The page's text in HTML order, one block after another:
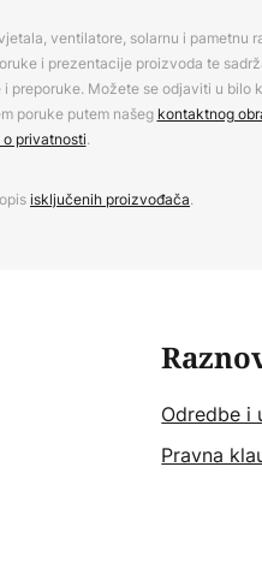
ventilatore, solarnu i pametnu
i prezentacije proizvoda te
preporuke. Možete se odjaviti u bilo
poruke putem našeg kontaktnog
privatnosti.
isključenih proizvođača.
Odredbe i
Pravna